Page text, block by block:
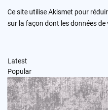
Ce site utilise Akismet pour
sur la façon dont les données
Latest
Popular